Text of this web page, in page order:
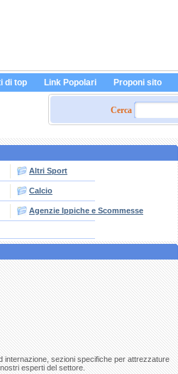
di top Link Popolari Proponi sito
Cerca
Altri Sport
Calcio
Agenzie Ippiche e Scommesse
internazione, sezioni specifiche per attrezzature
esperti del settore.